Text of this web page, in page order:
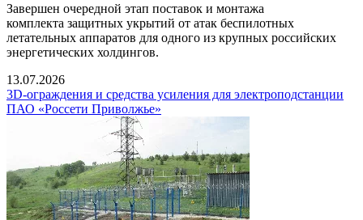
Завершен очередной этап поставок и монтажа
комплекта защитных укрытий от атак беспилотных
летательных аппаратов для одного из крупных российских
энергетических холдингов.
13.07.2026
3D-ограждения и средства усиления для электроподстанции
ПАО «Россети Приволжье»